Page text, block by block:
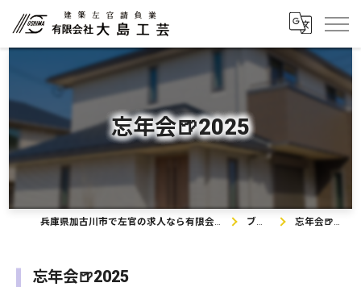
忘年会🍺2025
兵庫県加古川市で左官の求人なら有限会社大島工芸 ブログ 忘年会🍺2025
忘年会🍺2025